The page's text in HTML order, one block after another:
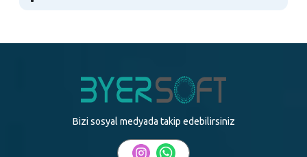
Bizi sosyal medyada takip edebilirsiniz